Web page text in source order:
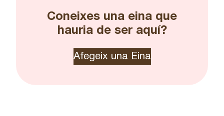
Coneixes una eina que
hauria de ser aquí?
Afegeix una Eina